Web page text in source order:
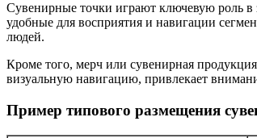
Сувенирные точки играют ключевую роль в
удобные для восприятия и навигации
людей.
Кроме того, мерч или сувенирная
визуальную навигацию, привлекает
Пример типового размещения